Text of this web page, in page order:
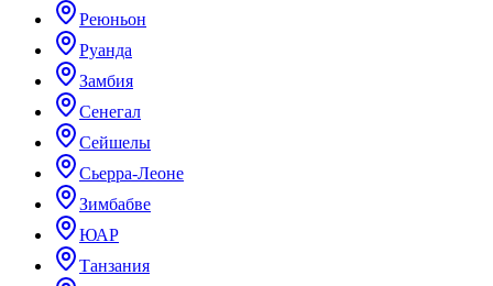
Реюньон
Руанда
Замбия
Сенегал
Сейшелы
Сьерра-Леоне
Зимбабве
ЮАР
Танзания